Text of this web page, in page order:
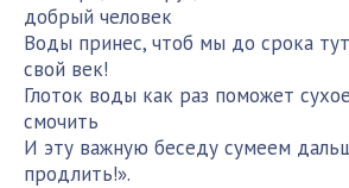
добрый человек
Воды принес, чтоб мы до срока
свой век!
Глоток воды как раз поможет
смочить
И эту важную беседу сумеем
продлить!».